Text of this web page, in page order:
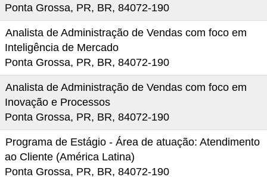
Ponta Grossa, PR, BR, 84072-190
Analista de Administração de Vendas com foco em
Inteligência de Mercado
Ponta Grossa, PR, BR, 84072-190
Analista de Administração de Vendas com foco em
Inovação e Processos
Ponta Grossa, PR, BR, 84072-190
Programa de Estágio - Área de atuação: Atendimento
ao Cliente (América Latina)
Ponta Grossa, PR, BR, 84072-190